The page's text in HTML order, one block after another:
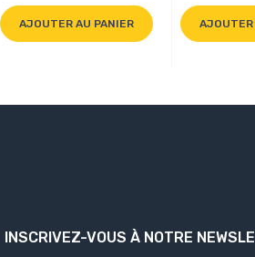
AJOUTER AU PANIER AJOUTER
INSCRIVEZ-VOUS À NOTRE